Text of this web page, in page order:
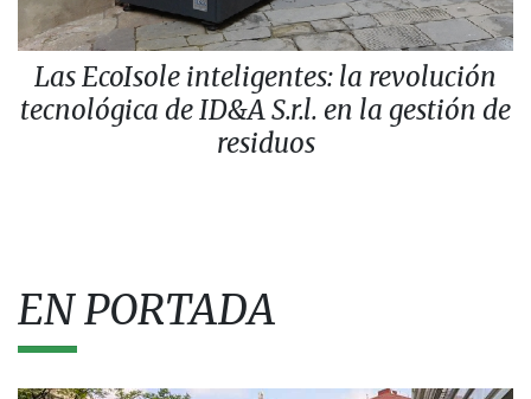
Las EcoIsole inteligentes: la revolución
tecnológica de ID&A S.r.l. en la gestión de
residuos
EN PORTADA